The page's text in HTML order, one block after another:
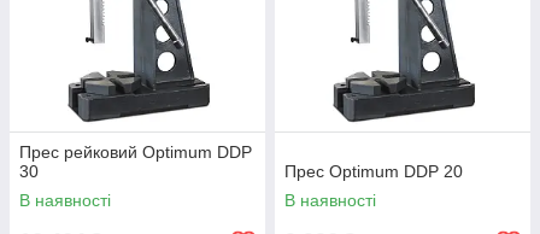
Прес рейковий Optimum DDP
30
В наявності
Прес Optimum DDP 20
В наявності